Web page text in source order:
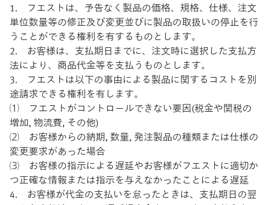
1. フエストは、予告なく製品の価格、規格、仕様、注文
単位数量等の修正及び変更並びに製品の取扱いの停止を行
うことができる権利を有するものとします。
2. お客様は、支払期日までに、注文時に選択した支払方
法により、商品代金等を支払うものとします。
3. フエストは以下の事由による製品に関するコストを別
途請求できる権利を有します。
⑴ フエストがコントロールできない要因(税金や関税の
増加, 物流費, その他)
⑵ お客様からの納期, 数量, 発注製品の種類または仕様の
変更要求があった場合
⑶ お客様の指示による遅延やお客様がフエストに適切か
つ正確な情報または指示を与えなかったことによる遅延
4. お客様が代金の支払いを怠ったときは、支払期日の翌